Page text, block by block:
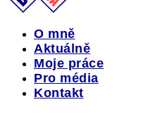
O mně
Aktuálně
Moje práce
Pro média
Kontakt